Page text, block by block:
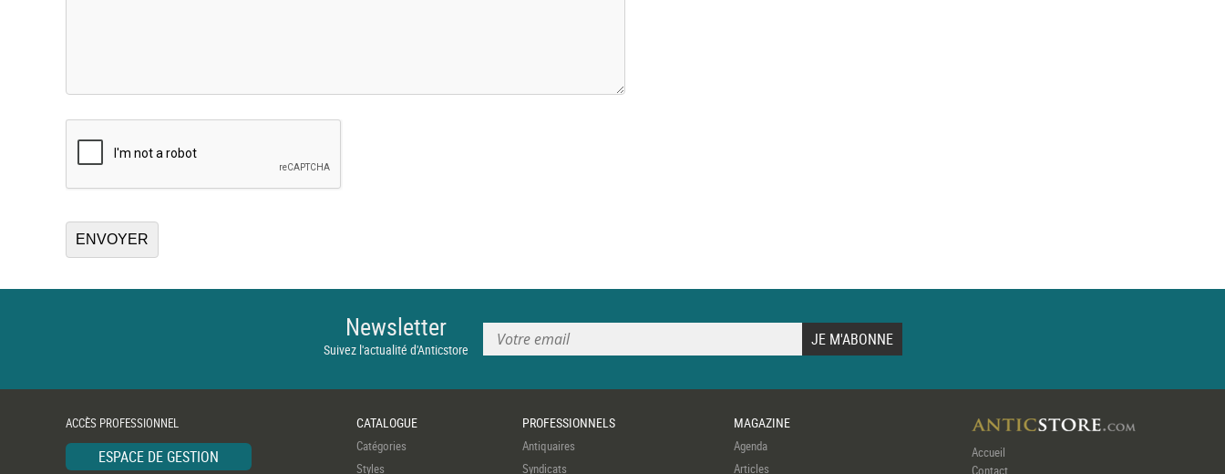
Newsletter
Suivez l'actualité d'Anticstore
ACCÈS PROFESSIONNEL
ESPACE DE GESTION
CATALOGUE
Catégories
Styles
PROFESSIONNELS
Antiquaires
Syndicats
MAGAZINE
Agenda
Articles
Accueil
Contact